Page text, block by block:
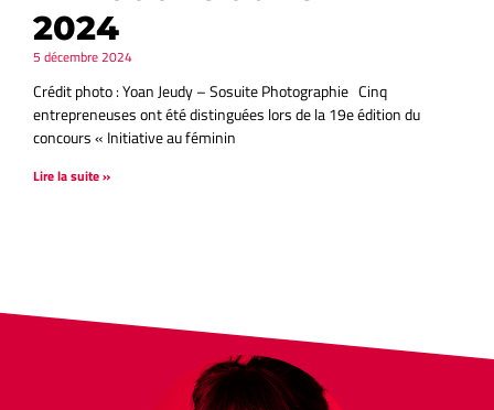
2024
5 décembre 2024
Crédit photo : Yoan Jeudy – Sosuite Photographie Cinq
entrepreneuses ont été distinguées lors de la 19e édition du
concours « Initiative au féminin
Lire la suite »